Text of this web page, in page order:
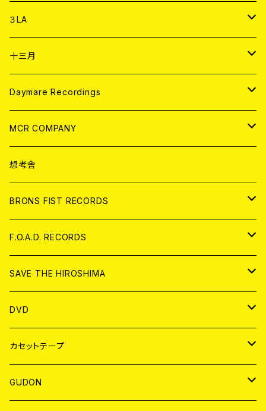
DIGITAL CONTENTS
アナログ
CD
ANALOG
アパレル
３LA
CD
ANALOG
十三月
CD
ANALOG
Daymare Recordings
CD
ANALOG
MCR COMPANY
CD
アパレル
ANALOG
想考舎
BRONS FIST RECORDS
CD
ANALOG
F.O.A.D. RECORDS
CD
ANALOG
SAVE THE HIROSHIMA
アパレル
BADGE
DVD
JAPAN
WORLD
カセットテープ
JAPAN
GUDON